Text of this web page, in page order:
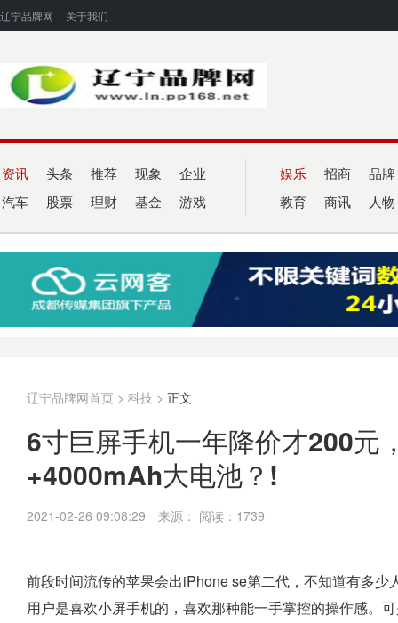
辽宁品牌网 关于我们
资讯 头条 推荐 现象 企业
汽车 股票 理财 基金 游戏
娱乐 招商 品牌
教育 商讯 人物
辽宁品牌网首页 > 科技 > 正文
6寸巨屏手机一年降价才200元
+4000mAh大电池？!
2021-02-26 09:08:29 来源： 阅读：1739
前段时间流传的苹果会出iPhone se第二代，不知道有多
用户是喜欢小屏手机的，喜欢那种能一手掌控的操作感。